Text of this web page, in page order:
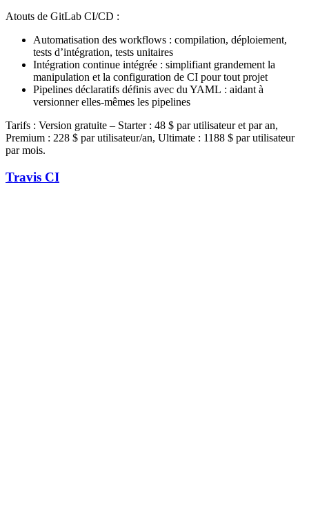
Atouts de GitLab CI/CD :
Automatisation des workflows : compilation, déploiement,
tests d’intégration, tests unitaires
Intégration continue intégrée : simplifiant grandement la
manipulation et la configuration de CI pour tout projet
Pipelines déclaratifs définis avec du YAML : aidant à
versionner elles-mêmes les pipelines
Tarifs : Version gratuite – Starter : 48 $ par utilisateur et par an,
Premium : 228 $ par utilisateur/an, Ultimate : 1188 $ par utilisateur
par mois.
Travis CI